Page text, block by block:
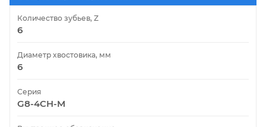
Количество зубьев, Z
6
Диаметр хвостовика, мм
6
Серия
G8-4CH-M